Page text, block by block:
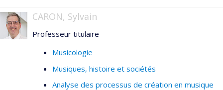
un vaste éventail de sujets reliés à la musique des
XVIIIe, XIXe et XXesiècles, parmi lesquels les opéras
compositeurs, la mise en scène lyrique et la musique
française de la fin du XIX esiècle et du début du XX
siècle.
CARON, Sylvain
Professeur titulaire
Musicologie
Musiques, histoire et sociétés
Analyse des processus de création en musique